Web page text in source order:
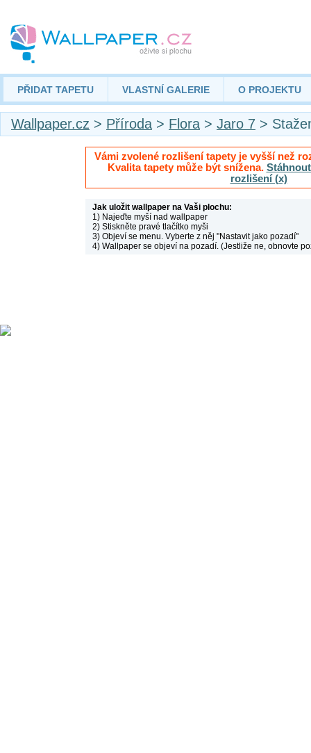
PŘIDAT TAPETU VLASTNÍ GALERIE O PROJEKTU
Wallpaper.cz > Příroda > Flora > Jaro 7 >
Vámi zvolené rozlišení tapety je vyšší než
Kvalita tapety může být snížena.
rozlišení (x)
Jak uložit wallpaper na Vaši plochu:
1) Najeďte myší nad wallpaper
2) Stiskněte pravé tlačítko myši
3) Objeví se menu. Vyberte z něj "Nastavit jako pozadí"
4) Wallpaper se objeví na pozadí. (Jestliže ne, obnovte